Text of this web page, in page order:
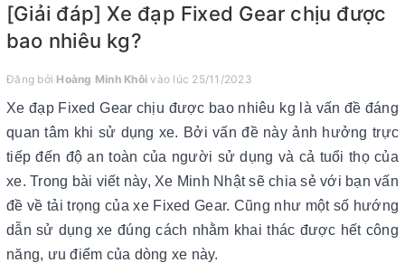
[Giải đáp] Xe đạp Fixed Gear chịu được
bao nhiêu kg?
Đăng bởi Hoàng Minh Khôi vào lúc 25/11/2023
Xe đạp Fixed Gear chịu được bao nhiêu kg là vấn đề đáng
quan tâm khi sử dụng xe. Bởi vấn đề này ảnh hưởng trực
tiếp đến độ an toàn của người sử dụng và cả tuổi thọ của
xe. Trong bài viết này, Xe Minh Nhật sẽ chia sẻ với bạn vấn
đề về tải trọng của xe Fixed Gear. Cũng như một số hướng
dẫn sử dụng xe đúng cách nhằm khai thác được hết công
năng, ưu điểm của dòng xe này.